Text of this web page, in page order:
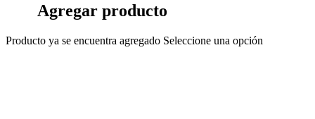
Agregar producto
Producto ya se encuentra agregado Seleccione una opción